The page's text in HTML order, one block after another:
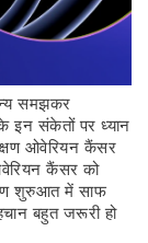
समझकर
इन संकेतों पर ध्यान
ओवेरियन कैंसर
कैंसर को
शुरुआत में साफ
बहुत जरूरी हो